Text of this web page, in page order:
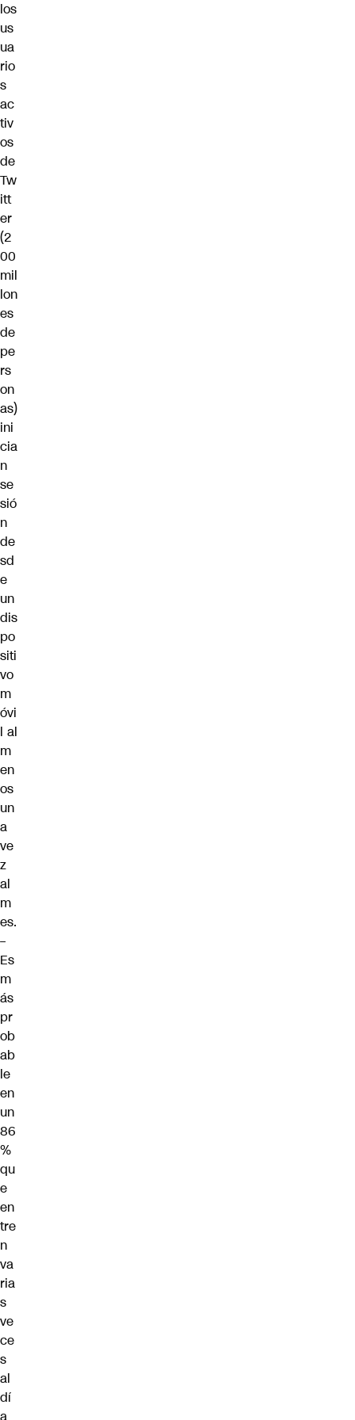
los
us
ua
rio
s
ac
tiv
os
de
Tw
itt
er
(2
00
mil
lon
es
de
pe
rs
on
as)
ini
cia
n
se
sió
n
de
sd
e
un
dis
po
siti
vo
m
óvi
l al
m
en
os
un
a
ve
z
al
m
es.
–
Es
m
ás
pr
ob
ab
le
en
un
86
%
qu
e
en
tre
n
va
ria
s
ve
ce
s
al
dí
a